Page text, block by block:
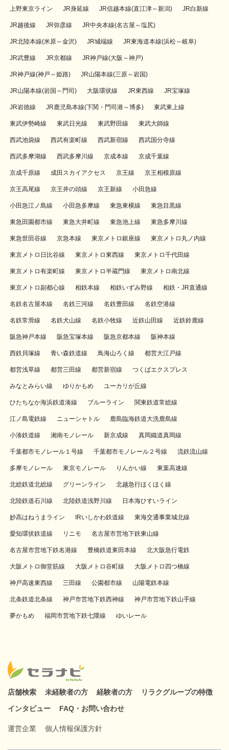
上野東京ライン JR身延線 JR信越本線(直江津～新潟) JR白新線
JR越後線 JR弥彦線 JR中央本線(名古屋～塩尻)
JR北陸本線(米原～金沢) JR城端線 JR東海道本線(浜松～岐阜)
JR武豊線 JR京都線 JR神戸線(大阪～神戸)
JR神戸線(神戸～姫路) JR山陽本線(三原～岩国)
JR山陽本線(岩国～門司) 大阪環状線 JR東西線 JR宝塚線
JR岩徳線 JR鹿児島本線(下関・門司港～博多) 東武東上線
東武伊勢崎線 東武日光線 東武野田線 東武大師線
西武池袋線 西武有楽町線 西武新宿線 西武国分寺線
西武多摩湖線 西武多摩川線 京成本線 京成千葉線
京成千原線 成田スカイアクセス 京王線 京王相模原線
京王高尾線 京王井の頭線 京王新線 小田急線
小田急江ノ島線 小田急多摩線 東急東横線 東急目黒線
東急田園都市線 東急大井町線 東急池上線 東急多摩川線
東急世田谷線 京急本線 東京メトロ銀座線 東京メトロ丸ノ内線
東京メトロ日比谷線 東京メトロ東西線 東京メトロ千代田線
東京メトロ有楽町線 東京メトロ半蔵門線 東京メトロ南北線
東京メトロ副都心線 相鉄本線 相鉄いずみ野線 相鉄・JR直通線
名鉄名古屋本線 名鉄三河線 名鉄豊田線 名鉄空港線
名鉄常滑線 名鉄犬山線 名鉄小牧線 近鉄山田線 近鉄鈴鹿線
阪急神戸本線 阪急宝塚本線 阪急京都本線 阪神本線
西鉄貝塚線 青い森鉄道線 鳥海山ろく線 都営大江戸線
都営浅草線 都営三田線 都営新宿線 つくばエクスプレス
みなとみらい線 ゆりかもめ ユーカリが丘線
ひたちなか海浜鉄道湊線 ブルーライン 関東鉄道常総線
江ノ島電鉄線 ニューシャトル 鹿島臨海鉄道大洗鹿島線
小湊鉄道線 湘南モノレール 新京成線 真岡鐵道真岡線
千葉都市モノレール１号線 千葉都市モノレール２号線 流鉄流山線
多摩モノレール 東京モノレール りんかい線 東葉高速線
北総鉄道北総線 グリーンライン 北越急行ほくほく線
北陸鉄道石川線 北陸鉄道浅野川線 日本海ひすいライン
妙高はねうまライン IRいしかわ鉄道線 東海交通事業城北線
愛知環状鉄道線 リニモ 名古屋市営地下鉄東山線
名古屋市営地下鉄名港線 豊橋鉄道東田本線 北大阪急行電鉄
大阪メトロ御堂筋線 大阪メトロ谷町線 大阪メトロ四つ橋線
神戸高速東西線 三田線 公園都市線 山陽電鉄本線
北条鉄道北条線 神戸市営地下鉄西神線 神戸市営地下鉄山手線
夢かもめ 福岡市営地下鉄七隈線 ゆいレール
店舗検索 未経験者の方 経験者の方
リラクグループの特徴
インタビュー
FAQ・お問い合わせ
運営企業 個人情報保護方針